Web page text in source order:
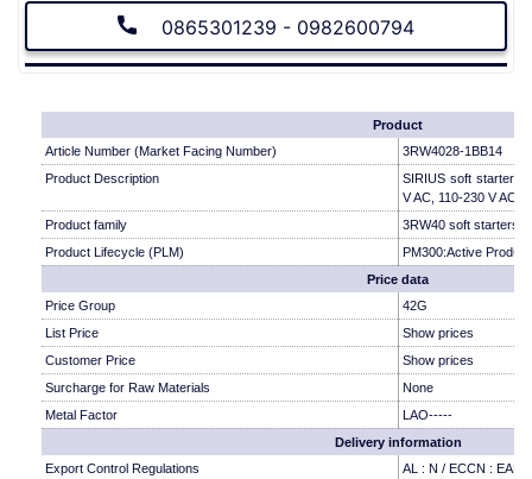
0865301239 - 0982600794
Product
Article Number (Market Facing Number)
3RW4028-1BB14
Product Description
SIRIUS soft starter
V AC, 110-230 V AC/
Product family
3RW40 soft starters
Product Lifecycle (PLM)
PM300:Active Product
Price data
Price Group
42G
List Price
Show prices
Customer Price
Show prices
Surcharge for Raw Materials
None
Metal Factor
LAO-----
Delivery information
Export Control Regulations
AL : N / ECCN :